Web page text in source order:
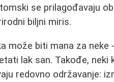
se prilagođavaju
biljni miris.
može biti mana za neke -
lak san. Takođe, neki
redovno održavanje: